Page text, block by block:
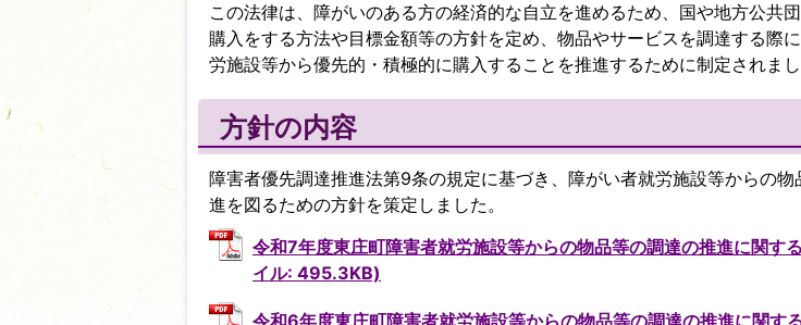
この法律は、障がいのある方の経済的な自立を進めるため、国や地方公共
購入をする方法や目標金額等の方針を定め、物品やサービスを調達する際
労施設等から優先的・積極的に購入することを推進するために制定されまし
方針の内容
障害者優先調達推進法第9条の規定に基づき、障がい者就労施設等からの物
進を図るための方針を策定しました。
令和7年度東庄町障害者就労施設等からの物品等の調達の推進に関す
イル: 495.3KB)
令和6年度東庄町障害者就労施設等からの物品等の調達の推進に関す